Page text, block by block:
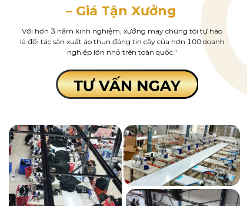
– Giá Tận Xưởng
Với hơn 3 năm kinh nghiệm, xưởng may chúng tôi tự hào
là đối tác sản xuất áo thun đáng tin cậy của hơn 100 doanh
nghiệp lớn nhỏ trên toàn quốc."